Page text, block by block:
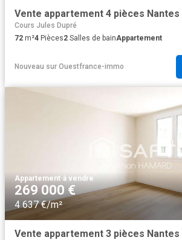
Cours Jules Dupré
72 m²4 Pièces2 Salles de bainAppartement
Nouveau sur Ouestfrance-immo
Appartement·à vendre
269 000 €
4 637 €/m²